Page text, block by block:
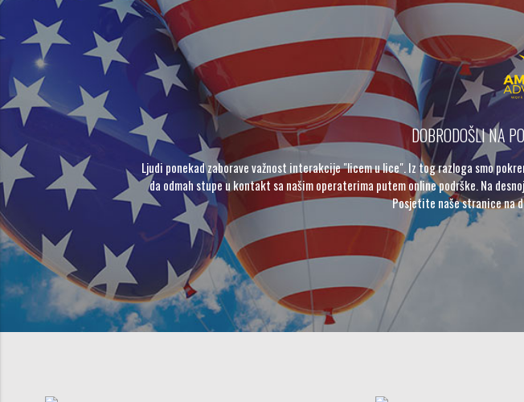
DOBRODOŠLI NA
Ljudi ponekad zaborave važnost interakcije "licem u lice". Iz tog razloga smo
da odmah stupe u kontakt sa našim operaterima putem online podrške. Na
Posjetite naše stranice na